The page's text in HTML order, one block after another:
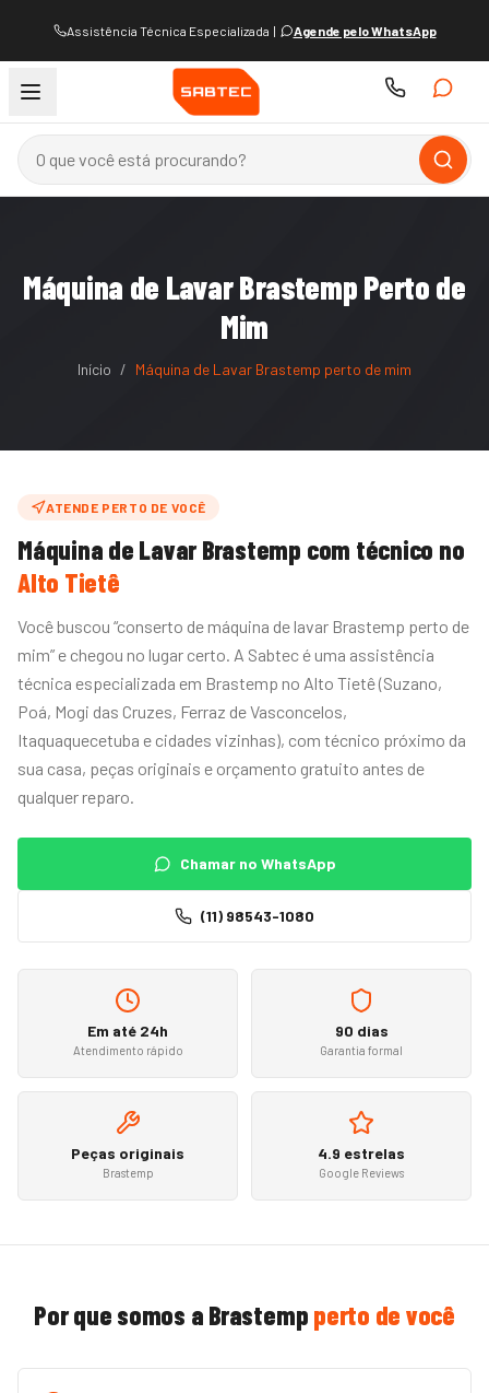
Assistência Técnica Especializada | Agende pelo WhatsApp
Máquina de Lavar Brastemp Perto de
Mim
Início / Máquina de Lavar Brastemp perto de mim
ATENDE PERTO DE VOCÊ
Máquina de Lavar Brastemp com técnico no
Alto Tietê
Você buscou “conserto de máquina de lavar Brastemp perto de
mim” e chegou no lugar certo. A Sabtec é uma assistência
técnica especializada em Brastemp no Alto Tietê (Suzano,
Poá, Mogi das Cruzes, Ferraz de Vasconcelos,
Itaquaquecetuba e cidades vizinhas), com técnico próximo da
sua casa, peças originais e orçamento gratuito antes de
qualquer reparo.
Chamar no WhatsApp
(11) 98543-1080
Em até 24h
Atendimento rápido
90 dias
Garantia formal
Peças originais
Brastemp
4.9 estrelas
Google Reviews
Por que somos a Brastemp perto de você